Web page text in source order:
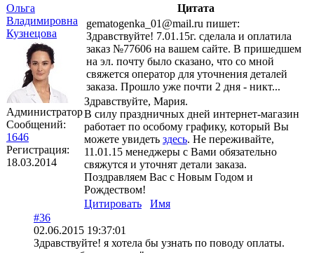
Ольга
Владимировна
Кузнецова
Администратор
Сообщений:
1646
Регистрация:
18.03.2014
Цитата
gematogenka_01@mail.ru пишет:
Здравствуйте! 7.01.15г. сделала и оплатила
заказ №77606 на вашем сайте. В пришедшем
на эл. почту было сказано, что со мной
свяжется оператор для уточнения деталей
заказа. Прошло уже почти 2 дня - никт...
Здравствуйте, Мария.
В силу праздничных дней интернет-магазин
работает по особому графику, который Вы
можете увидеть здесь. Не переживайте,
11.01.15 менеджеры с Вами обязательно
свяжутся и уточнят детали заказа.
Поздравляем Вас с Новым Годом и
Рождеством!
Цитировать
Имя
#36
02.06.2015 19:37:01
Здравствуйте! я хотела бы узнать по поводу оплаты.